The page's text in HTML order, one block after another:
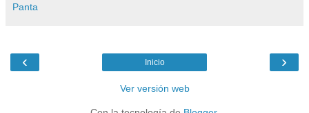
Panta
‹ ›
Inicio
Ver versión web